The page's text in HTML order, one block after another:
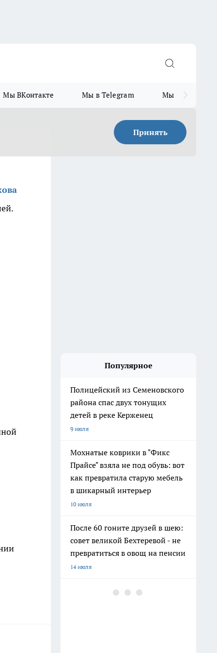
Мы ВКонтакте Мы в Telegram Мы в MAX
Принять
Популярное
Полицейский из Семеновского
района спас двух тонущих
детей в реке Керженец
9 июля
Мохнатые коврики в "Фикс
Прайсе" взяла не под обувь: вот
как превратила старую мебель
в шикарный интерьер
10 июля
После 60 гоните друзей в шею:
совет великой Бехтеревой - не
превратиться в овощ на пенсии
14 июля
Шоколад, достойный короны: